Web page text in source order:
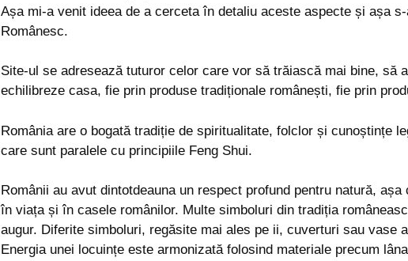
Așa mi-a venit ideea de a cerceta în detaliu aceste aspecte și așa
Românesc.
Site-ul se adresează tuturor celor care vor să trăiască mai bine, să
echilibreze casa, fie prin produse tradiționale românești, fie prin
România are o bogată tradiție de spiritualitate, folclor și cunoștințe
care sunt paralele cu principiile Feng Shui.
Românii au avut dintotdeauna un respect profund pentru natură,
în viața și în casele românilor. Multe simboluri din tradiția
augur. Diferite simboluri, regăsite mai ales pe ii, cuverturi sau vase
Energia unei locuințe este armonizată folosind materiale precum